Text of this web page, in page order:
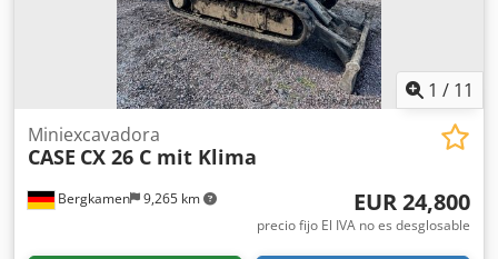
1 / 11
Bergkamen 9,265 km
Miniexcavadora
CASE CX 26 C mit Klima
EUR 24,800
precio fijo El IVA no es desglosable